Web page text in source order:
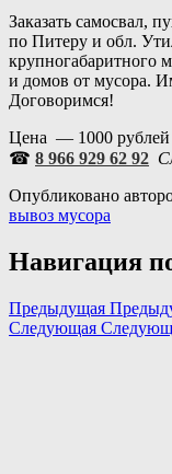
Заказать самосвал,
по Питеру и обл.
крупногабаритного
и домов от мусора.
Договоримся!
Цена — 1000 рублей
☎ 8 966 929 62 92
Опубликовано
вывоз мусора
Навигация
Предыдущая
Следующая